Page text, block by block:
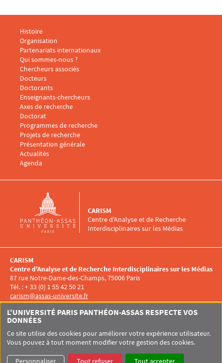
Menu footer CARISM 1
Histoire
Organisation
Partenariats internationaux
Qui sommes-nous ?
Menu footer CARISM 2
Chercheurs associés
Docteurs
Doctorants
Enseignants-chercheurs
Menu footer CARISM 3
Axes de recherche
Doctorat
Programmes de recherche
Projets de recherche
Présentation générale
Menu footer CARISM 4
Actualités
Agenda
Centre d'Analyse et de Recherche
Interdisciplinaires sur les Médias
CARISM
CARISM
Centre d'Analyse et de Recherche Interdisciplinaires sur les Médias
87 rue Notre-Dame-des-Champs, 75006 Paris
Tél. : + 33 (0) 1 55 42 50 21
carism@assas-universite.fr
Menu RS CARISM
UNIVERSITÉ PARIS-PANTHÉON-ASSAS SITEMAP
GLOSSAIRE
L'UNIVERSITÉ PARIS PANTHÉON-ASSAS RESPECTE VOS
DONNÉES
Ce site utilise des cookies pour améliorer votre expérience utilisateur.
Vous pouvez à tout moment modifier votre gestion des cookies.
Personnaliser Tout refuser Tout accepter